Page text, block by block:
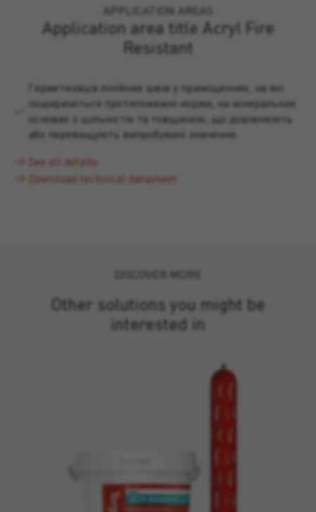
APPLICATION AREAS
Application area title Acryl Fire
Resistant
Герметизація лінійних швів у приміщеннях, на які
поширюються протипожежні норми, на мінеральних
основах з щільністю та товщиною, що дорівнюють
або перевищують випробувані значення.
See all details
Download technical datasheet
DISCOVER MORE
Other solutions you might be
interested in